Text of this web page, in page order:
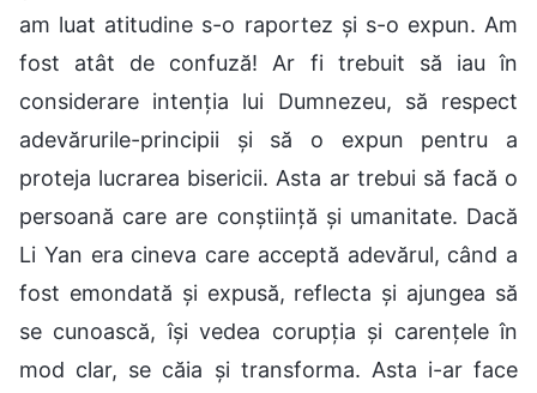
am luat atitudine s-o raportez și s-o expun. Am
fost atât de confuză! Ar fi trebuit să iau în
considerare intenția lui Dumnezeu, să respect
adevărurile-principii și să o expun pentru a
proteja lucrarea bisericii. Asta ar trebui să facă o
persoană care are conștiință și umanitate. Dacă
Li Yan era cineva care acceptă adevărul, când a
fost emondată și expusă, reflecta și ajungea să
se cunoască, își vedea corupția și carențele în
mod clar, se căia și transforma. Asta i-ar face